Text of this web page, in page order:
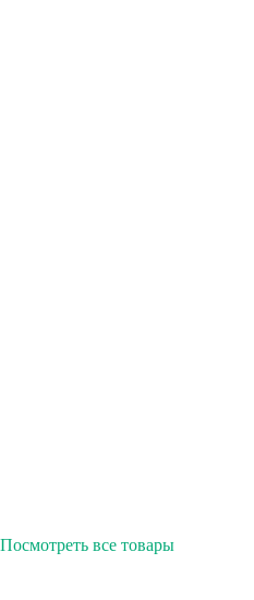
Посмотреть все товары